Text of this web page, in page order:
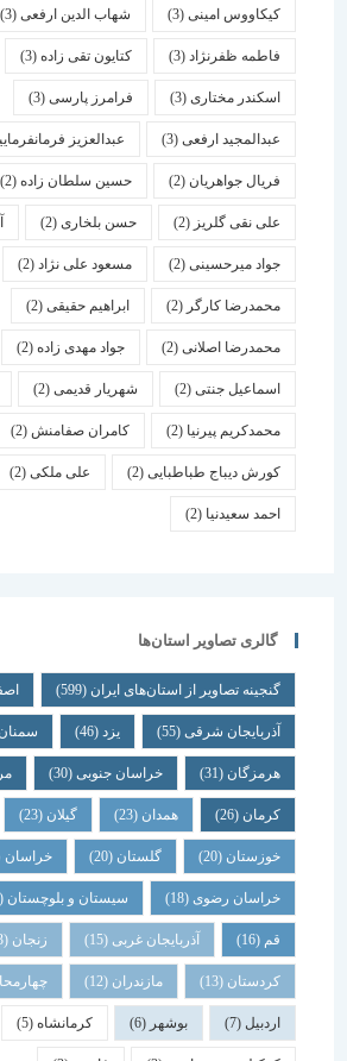
کیکاووس امینی(3) شهاب الدین ارفعی(3)
فاطمه ظفرنژاد(3) کتایون تقی زاده(3)
اسكندر مختاری (3) فرامرز پارسی(3)
عبدالمجید ارفعی(3) عبدالعزیز فرمانفرماییان(3)
فریال جواهریان(2) حسین سلطان زاده(2)
علی نقی گلریز(2) حسن بلخاری(2) آزاده
جواد میرحسینی (2) مسعود علی نژاد(2) ژرژ
محمدرضا کارگر(2) ابراهیم حقیقی(2)
محمدرضا اصلانی(2) جواد مهدی زاده(2)
اسماعیل جنتی(2) شهریار قدیمی(2) فاطمه
محمدکریم پیرنیا (2) کامران صفامنش(2)
کورش دیباج طباطبایی(2) علی ملکی(2)
احمد سعیدنیا (2)
گالری تصاویر استان‌ها
گنجینه تصاویر از استان‌های ایران(599) اصفهان (59)
آذربایجان شرقی(55) یزد سمنان (39)
هرمزگان(31) خراسان جنوبی(30) مرکزی (26)
همدان گیلان قزوین
خوزستان(20) گلستان (20) خراسان شمالی
خراسان رضوی(18) سیستان و بلوچستان(18)
آذربایجان غربی(15) زنجان
کردستان(13) مازندران(12) چهارمحال و
بوشهر کرمانشاه(5)